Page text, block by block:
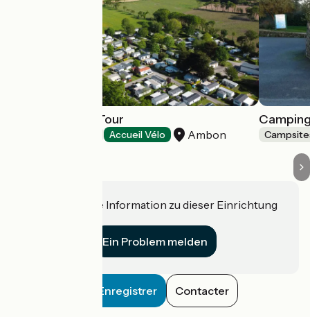
Camping de la Tour
Accueil Vélo Ambon
Haben Sie eine Information zu dieser Einrichtung
Ein Problem melden
Enregistrer Contacter